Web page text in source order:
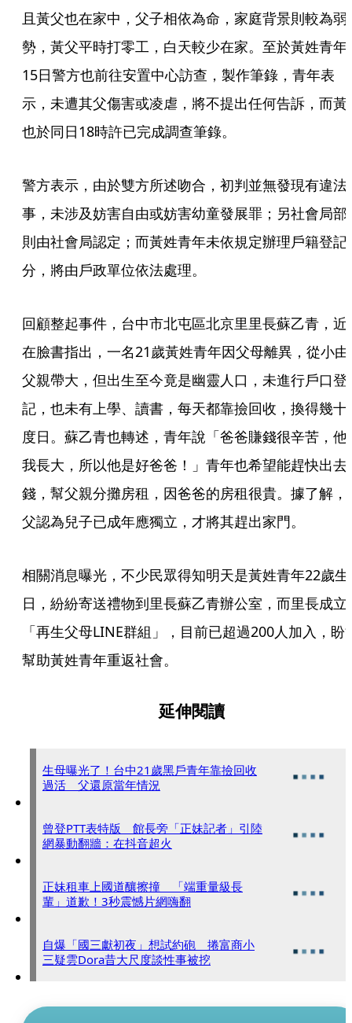
且黃父也在家中，父子相依為命，家庭背景則較為弱
勢，黃父平時打零工，白天較少在家。至於黃姓青年
15日警方也前往安置中心訪查，製作筆錄，青年表
示，未遭其父傷害或凌虐，將不提出任何告訴，而黃
也於同日18時許已完成調查筆錄。
警方表示，由於雙方所述吻合，初判並無發現有違法
事，未涉及妨害自由或妨害幼童發展罪；另社會局部
則由社會局認定；而黃姓青年未依規定辦理戶籍登記
分，將由戶政單位依法處理。
回顧整起事件，台中市北屯區北京里里長蘇乙青，近
在臉書指出，一名21歲黃姓青年因父母離異，從小由
父親帶大，但出生至今竟是幽靈人口，未進行戶口登
記，也未有上學、讀書，每天都靠撿回收，換得幾十
度日。蘇乙青也轉述，青年說「爸爸賺錢很辛苦，他
我長大，所以他是好爸爸！」青年也希望能趕快出去
錢，幫父親分攤房租，因爸爸的房租很貴。據了解，
父認為兒子已成年應獨立，才將其趕出家門。
相關消息曝光，不少民眾得知明天是黃姓青年22歲生
日，紛紛寄送禮物到里長蘇乙青辦公室，而里長成立
「再生父母LINE群組」，目前已超過200人加入，盼
幫助黃姓青年重返社會。
延伸閱讀
生母曝光了！台中21歲黑戶青年靠撿回收
過活 父還原當年情況
曾登PTT表特版 館長旁「正妹記者」引陸
網暴動翻牆：在抖音超火
正妹租車上國道釀擦撞 「端重量級長
輩」道歉！3秒震憾片網嗨翻
自爆「國三獻初夜」想試約砲 捲富商小
三疑雲Dora昔大尺度談性事被挖